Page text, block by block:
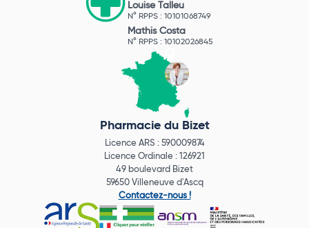
Louise Talleu
N° RPPS : 10101068749
Mathis Costa
N° RPPS : 10102026845
Pharmacie du Bizet
Licence ARS : 590009874
Licence Ordinale : 126921
49 boulevard Bizet
59650 Villeneuve d'Ascq
Contactez-nous !